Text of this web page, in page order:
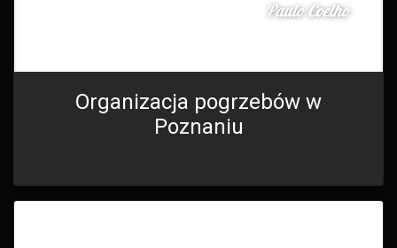
Organizacja pogrzebów w
Poznaniu